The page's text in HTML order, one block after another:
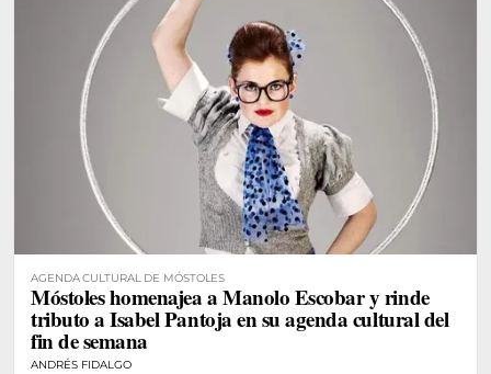
AGENDA CULTURAL DE MÓSTOLES
Móstoles homenajea a Manolo Escobar y rinde
tributo a Isabel Pantoja en su agenda cultural del
fin de semana
ANDRÉS FIDALGO